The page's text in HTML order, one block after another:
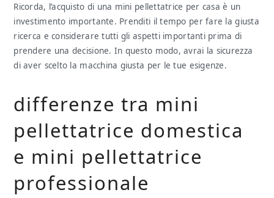
Ricorda, l’acquisto di una mini pellettatrice per casa è un
investimento importante. Prenditi il tempo per fare la giusta
ricerca e considerare tutti gli aspetti importanti prima di
prendere una decisione. In questo modo, avrai la sicurezza
di aver scelto la macchina giusta per le tue esigenze.
differenze tra mini
pellettatrice domestica
e mini pellettatrice
professionale